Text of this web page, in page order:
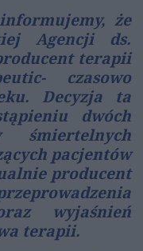
że
Agencji ds.
terapii
czasowo
Decyzja ta
dwóch
śmiertelnych
pacjentów
producent
wyjaśnień
terapii.